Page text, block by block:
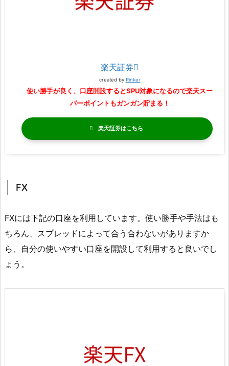
楽天証券
created by Rinker
使い勝手が良く、口座開設するとSPU対象になるので楽天スー
パーポイントもガンガン貯まる！
楽天証券
FX
FXには下記の口座を利用しています。使い勝手や手法はも
ちろん、スプレッドによって合う合わないがありますか
ら、自分の使いやすい口座を開設して利用すると良いでし
ょう。